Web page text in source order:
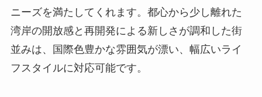
ニーズを満たしてくれます。都心から少し離れた
湾岸の開放感と再開発による新しさが調和した街
並みは、国際色豊かな雰囲気が漂い、幅広いライ
フスタイルに対応可能です。